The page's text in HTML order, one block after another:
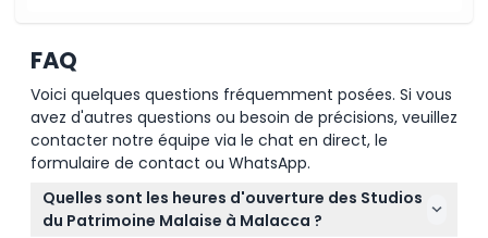
FAQ
Voici quelques questions fréquemment posées. Si vous
avez d'autres questions ou besoin de précisions, veuillez
contacter notre équipe via le chat en direct, le
formulaire de contact ou WhatsApp.
Quelles sont les heures d'ouverture des Studios
du Patrimoine Malaise à Malacca ?